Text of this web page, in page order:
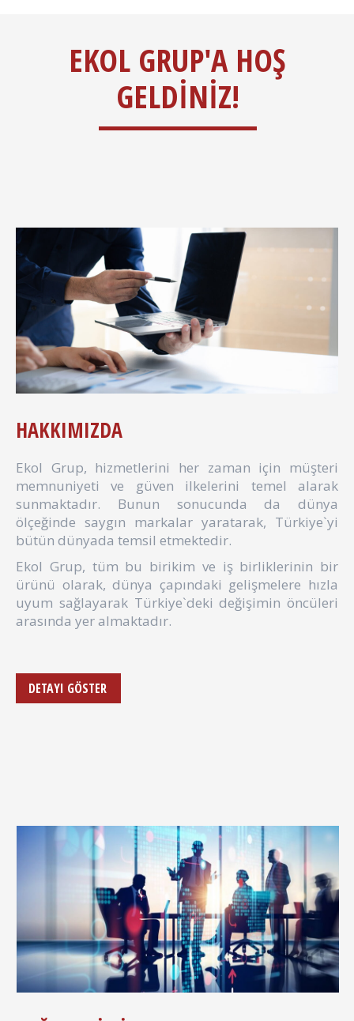
EKOL GRUP'A HOŞ
GELDINIZ!
HAKKIMIZDA
Ekol Grup, hizmetlerini her zaman için müşteri
memnuniyeti ve güven ilkelerini temel alarak
sunmaktadır. Bunun sonucunda da dünya
ölçeğinde saygın markalar yaratarak, Türkiye`yi
bütün dünyada temsil etmektedir.
Ekol Grup, tüm bu birikim ve iş birliklerinin bir
ürünü olarak, dünya çapındaki gelişmelere hızla
uyum sağlayarak Türkiye`deki değişimin öncüleri
arasında yer almaktadır.
DETAYI GÖSTER